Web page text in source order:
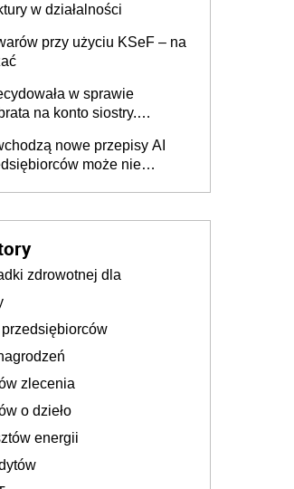
w działalności
przy użyciu KSeF – na
w sprawie
na konto siostry.
jednak nie będzie
nowe przepisy AI
może nie
zdrowotnej dla
zlecenia
o dzieło
energii